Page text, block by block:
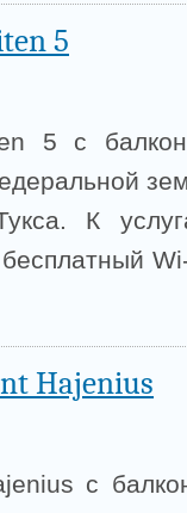
5
5 с
К
бесплатный
Hajenius
с